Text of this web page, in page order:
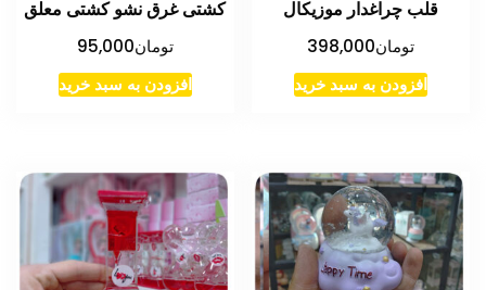
قلب چراغدار موزیکال
تومان398,000
افزودن به سبد خرید
کشتی غرق نشو کشتی معلق
تومان95,000
افزودن به سبد خرید